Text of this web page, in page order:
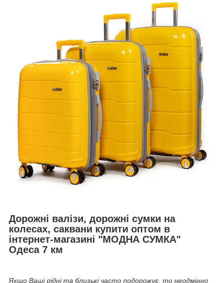
Дорожні валізи, дорожні сумки на
колесах, саквани купити оптом в
інтернет-магазині "МОДНА СУМКА"
Одеса 7 км
Якщо Ваші рідні та близькі часто подорожує, то неодмінно